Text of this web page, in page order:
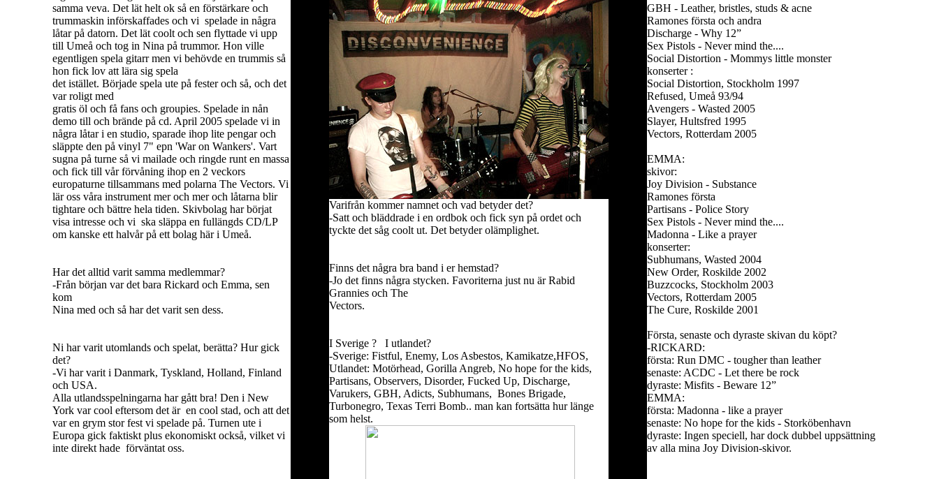
samma veva. Det lät helt ok så en förstärkare och
trummaskin införskaffades och vi spelade in några
låtar på datorn. Det lät coolt och sen flyttade vi upp
till Umeå och tog in Nina på trummor. Hon ville
egentligen spela gitarr men vi behövde en trummis så
hon fick lov att lära sig spela
det istället. Började spela ute på fester och så, och det
var roligt med
gratis öl och få fans och groupies. Spelade in nån
demo till och brände på cd. April 2005 spelade vi in
några låtar i en studio, sparade ihop lite pengar och
släppte den på vinyl 7" epn 'War on Wankers'. Vart
sugna på turne så vi mailade och ringde runt en massa
och fick till vår förvåning ihop en 2 veckors
europaturne tillsammans med polarna The Vectors. Vi
lär oss våra instrument mer och mer och låtarna blir
tightare och bättre hela tiden. Skivbolag har börjat
visa intresse och vi ska släppa en fullängds CD/LP
om kanske ett halvår på ett bolag här i Umeå.
Har det alltid varit samma medlemmar?
-Från början var det bara Rickard och Emma, sen
kom
Nina med och så har det varit sen dess.
Ni har varit utomlands och spelat, berätta? Hur gick
det?
-Vi har varit i Danmark, Tyskland, Holland, Finland
och USA.
Alla utlandsspelningarna har gått bra! Den i New
York var cool eftersom det är en cool stad, och att det
var en grym stor fest vi spelade på. Turnen ute i
Europa gick faktiskt plus ekonomiskt också, vilket vi
inte direkt hade förväntat oss.
Varifrån kommer namnet och vad betyder det?
-Satt och bläddrade i en ordbok och fick syn på ordet och
tyckte det såg coolt ut. Det betyder olämplighet.
Finns det några bra band i er hemstad?
-Jo det finns några stycken. Favoriterna just nu är Rabid
Grannies och The
Vectors.
I Sverige ? I utlandet?
-Sverige: Fistful, Enemy, Los Asbestos, Kamikatze,HFOS,
Utlandet: Motörhead, Gorilla Angreb, No hope for the kids,
Partisans, Observers, Disorder, Fucked Up, Discharge,
Varukers, GBH, Adicts, Subhumans, Bones Brigade,
Turbonegro, Texas Terri Bomb.. man kan fortsätta hur länge
som helst.
GBH - Leather, bristles, studs & acne
Ramones första och andra
Discharge - Why 12”
Sex Pistols - Never mind the....
Social Distortion - Mommys little monster
konserter :
Social Distortion, Stockholm 1997
Refused, Umeå 93/94
Avengers - Wasted 2005
Slayer, Hultsfred 1995
Vectors, Rotterdam 2005
EMMA:
skivor:
Joy Division - Substance
Ramones första
Partisans - Police Story
Sex Pistols - Never mind the....
Madonna - Like a prayer
konserter:
Subhumans, Wasted 2004
New Order, Roskilde 2002
Buzzcocks, Stockholm 2003
Vectors, Rotterdam 2005
The Cure, Roskilde 2001
Första, senaste och dyraste skivan du köpt?
-RICKARD:
första: Run DMC - tougher than leather
senaste: ACDC - Let there be rock
dyraste: Misfits - Beware 12”
EMMA:
första: Madonna - like a prayer
senaste: No hope for the kids - Storköbenhavn
dyraste: Ingen speciell, har dock dubbel uppsättning
av alla mina Joy Division-skivor.